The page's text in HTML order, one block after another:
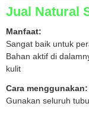
Jual Natural
Manfaat:
Sangat baik untuk
Bahan aktif di
kulit
Cara menggunakan:
Gunakan seluruh